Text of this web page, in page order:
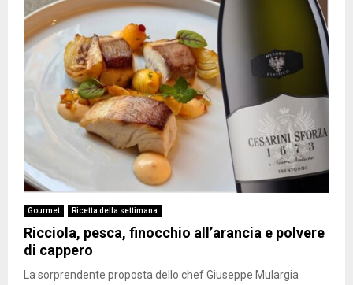
Gourmet Ricetta della settimana
Ricciola, pesca, finocchio all’arancia e polvere
di cappero
La sorprendente proposta dello chef Giuseppe Mulargia